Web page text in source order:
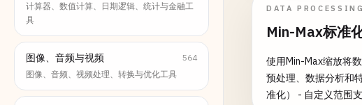
计算器、数值计算、日期逻辑、统计与金融工
具
图像、音频与视频
564
图像、音频、视频处理、转换与优化工具
DATA PROCESSING
Min-Max标准
使用Min-Max缩放将
预处理、数据分析和特征缩放。 功能特点： -
准化） - 自定义范围